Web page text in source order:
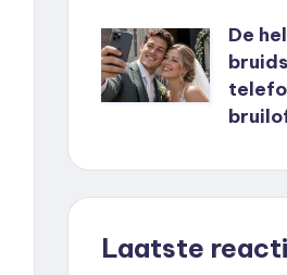
De
Laatste